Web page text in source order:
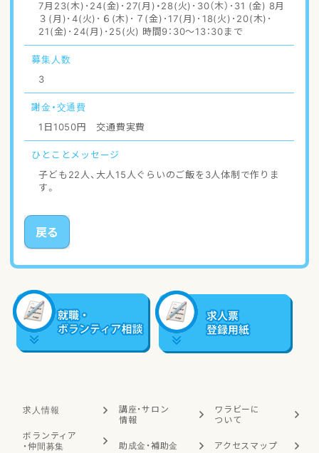
7月23(木)･24(金)･27(月)・28(火)･30（木）･31 (金) 8月
３(月)･4(火)･６(木)･７(金)･17(月)･18(火)･20(木)･
21(金)･24(月)･25(火) 時間9：30〜13：30まで
募集人数
3
謝金・交通費
1日1050円 交通費実費
ひとことメッセージ
子ども22人、大人15人ぐらいのご飯を3人体制で作りま
す。
戻る
求人情報
ボランティア
・仲間募集
講座・サロン
情報
助成金・補助金
ワラビーに
ついて
アクセスマップ